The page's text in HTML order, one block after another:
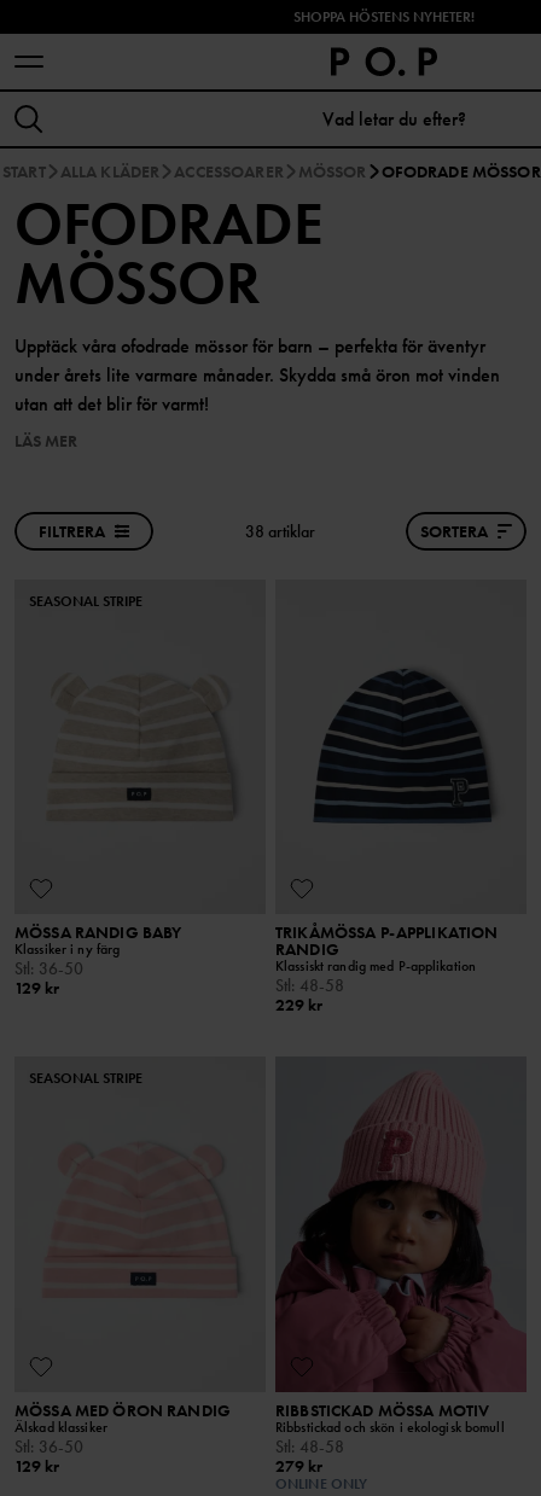
SHOPPA HÖSTENS NYHETER!
START ALLA KLÄDER ACCESSOARER MÖSSOR OFODRADE MÖSSOR
OFODRADE
MÖSSOR
Upptäck våra ofodrade mössor för barn – perfekta för äventyr
under årets lite varmare månader. Skydda små öron mot vinden
utan att det blir för varmt!
LÄS MER
FILTRERA 38 artiklar SORTERA
SEASONAL STRIPE
MÖSSA RANDIG BABY
Klassiker i ny färg
Stl : 36-50
129 kr
TRIKÅMÖSSA P-APPLIKATION
RANDIG
Klassiskt randig med P-applikation
Stl : 48-58
229 kr
SEASONAL STRIPE
MÖSSA MED ÖRON RANDIG
Älskad klassiker
Stl: 36-50
129 kr
RIBBSTICKAD MÖSSA MOTIV
Ribbstickad och skön i ekologisk bomull
Stl: 48-58
279 kr
ONLINE ONLY